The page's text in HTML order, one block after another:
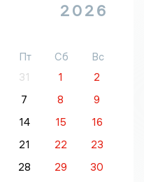
2026
Пт Сб
Вс
31 1
2
7 8
9
14 15
16
21 22
23
28 29
30